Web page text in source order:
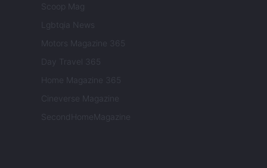
Scoop Mag
Lgbtqia News
Motors Magazine 365
Day Travel 365
Home Magazine 365
Cineverse Magazine
SecondHomeMagazine